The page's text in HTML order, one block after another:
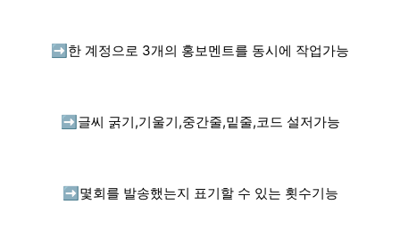
➡️ 한 계정으로 3개의 홍보멘트를 동시에 작업가능
➡️ 글씨 굵기,기울기,중간줄,밑줄,코드 설저가능
➡️ 몇회를 발송했는지 표기할 수 있는 횟수기능